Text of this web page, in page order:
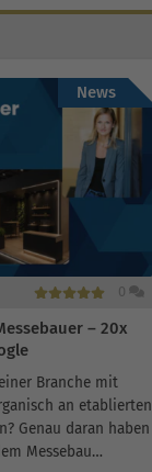
News
0
– 20x
Branche mit
an etablierten
Genau daran haben
Messebau